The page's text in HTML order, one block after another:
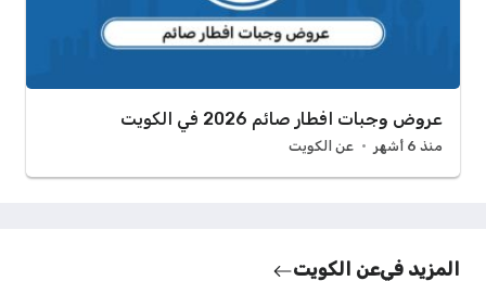
عروض وجبات افطار صائم 2026 في الكويت
منذ 6 أشهر عن الكويت
المزيد فيعن الكويت